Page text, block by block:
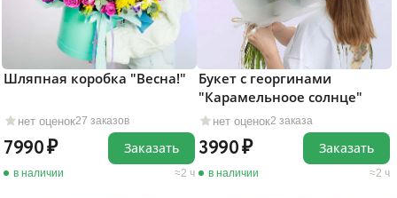
нет оценок27 заказов
Шляпная коробка "Весна!"
7990
в наличии 2 ч
Заказать
нет оценок2 заказа
Букет с георгинами
"Карамельноое солнце"
3990
в наличии 2 ч
Заказать